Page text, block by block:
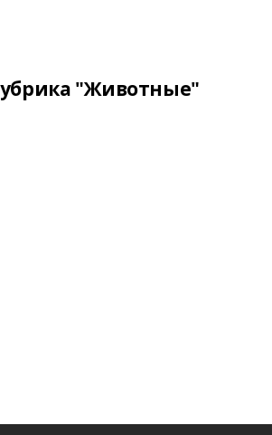
"Животные"